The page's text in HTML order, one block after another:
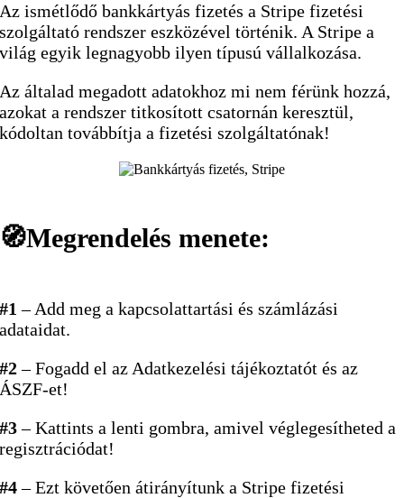
Az ismétlődő bankkártyás fizetés a Stripe fizetési
szolgáltató rendszer eszközével történik. A Stripe a
világ egyik legnagyobb ilyen típusú vállalkozása.
Az általad megadott adatokhoz mi nem férünk hozzá,
azokat a rendszer titkosított csatornán keresztül,
kódoltan továbbítja a fizetési szolgáltatónak!
🧭Megrendelés menete:
#1 – Add meg a kapcsolattartási és számlázási
adataidat.
#2– Fogadd el az Adatkezelési tájékoztatót és az
ÁSZF-et!
#3– Kattints a lenti gombra, amivel véglegesítheted a
regisztrációdat!
#4– Ezt követően átirányítunk a Stripe fizetési